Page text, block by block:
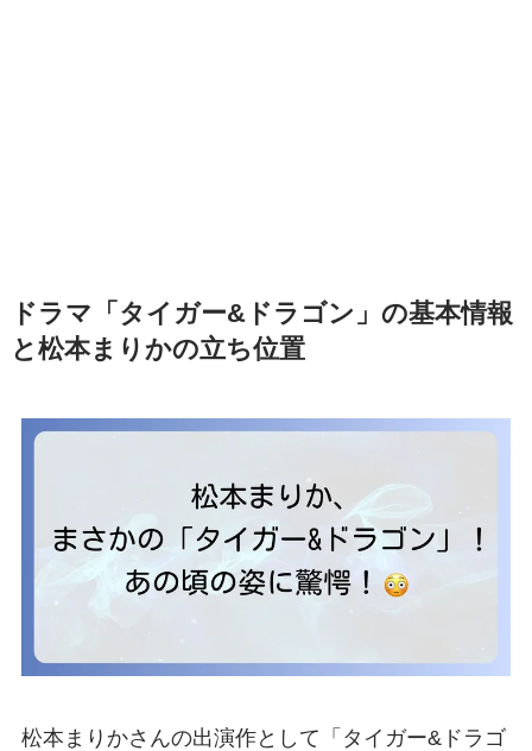
ドラマ「タイガー&ドラゴン」の基本情報
と松本まりかの立ち位置
松本まりかさんの出演作として「タイガー&ドラゴ